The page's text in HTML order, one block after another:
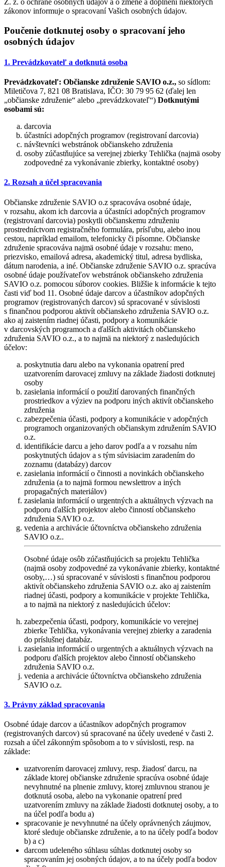
zákonov informuje o spracovaní Vašich osobných údajov.
Poučenie dotknutej osoby o spracovaní jeho
osobných údajov
1. Prevádzkovateľ a dotknutá osoba
Prevádzkovateľ: Občianske združenie SAVIO o.z., so sídlom:
Miletičova 7, 821 08 Bratislava, IČO: 30 79 95 62 (ďalej len
„občianske združenie“ alebo „prevádzkovateľ“) Dotknutými
osobami sú:
darcovia
účastníci adopčných programov (registrovaní darcovia)
návštevníci webstránok občianskeho združenia
osoby zúčastňujúce sa verejnej zbierky Tehlička (najmä osoby
zodpovedné za vykonávanie zbierky, kontaktné osoby)
2. Rozsah a účel spracovania
Občianske združenie SAVIO o.z spracováva osobné údaje,
v rozsahu, akom ich darcovia a účastníci adopčných programov
(registrovaní darcovia) poskytli občianskemu združeniu
prostredníctvom registračného formulára, prísľubu, alebo inou
cestou, napríklad emailom, telefonicky či písomne. Občianske
združenie spracováva najmä osobné údaje v rozsahu: meno,
priezvisko, emailová adresa, akademický titul, adresa bydliska,
dátum narodenia, a iné. Občianske združenie SAVIO o.z. spracúva
osobné údaje používateľov webstránok občianskeho združenia
SAVIO o.z. pomocou súborov cookies. Bližšie k informácie k tejto
časti viď bod 11. Osobné údaje darcov a účastníkov adopčných
programov (registrovaných darcov) sú spracované v súvislosti
s finančnou podporou aktivít občianskeho združenia SAVIO o.z.
ako aj zaistením riadnej účasti, podpory a komunikácie
v darcovských programoch a ďalších aktivitách občianskeho
združenia SAVIO o.z., a to najmä na niektorý z nasledujúcich
účelov:
poskytnutia daru alebo na vykonania opatrení pred
uzatvorením darovacej zmluvy na základe žiadosti dotknutej
osoby
zasielania informácií o použití darovaných finančných
prostriedkov a výziev na podporu iných aktivít občianskeho
združenia
zabezpečenia účasti, podpory a komunikácie v adopčných
programoch organizovaných občianskym združením SAVIO
o.z.
identifikácie darcu a jeho darov podľa a v rozsahu ním
poskytnutých údajov a s tým súvisiacim zaradením do
zoznamu (databázy) darcov
zasielania informácií o činnosti a novinkách občianskeho
združenia (a to najmä formou newslettrov a iných
propagačných materiálov)
zasielania informácií o urgentných a aktuálnych výzvach na
podporu ďalších projektov alebo činností občianskeho
združenia SAVIO o.z.
vedenia a archivácie účtovníctva občianskeho združenia
SAVIO o.z..
Osobné údaje osôb zúčastňujúcich sa projektu Tehlička
(najmä osoby zodpovedné za vykonávanie zbierky, kontaktné
osoby,…) sú spracované v súvislosti s finančnou podporou
aktivít občianskeho združenia SAVIO o.z. ako aj zaistením
riadnej účasti, podpory a komunikácie v projekte Tehlička,
a to najmä na niektorý z nasledujúcich účelov:
zabezpečenia účasti, podpory, komunikácie vo verejnej
zbierke Tehlička, vykonávania verejnej zbierky a zaradenia
do príslušnej databáz.
zasielania informácií o urgentných a aktuálnych výzvach na
podporu ďalších projektov alebo činností občianskeho
združenia SAVIO o.z.
vedenia a archivácie účtovníctva občianskeho združenia
SAVIO o.z.
3. Právny základ spracovania
Osobné údaje darcov a účastníkov adopčných programov
(registrovaných darcov) sú spracované na účely uvedené v časti 2.
rozsah a účel zákonným spôsobom a to v súvislosti, resp. na
základe:
uzatvorením darovacej zmluvy, resp. žiadosť darcu, na
základe ktorej občianske združenie spracúva osobné údaje
nevyhnutné na plnenie zmluvy, ktorej zmluvnou stranou je
dotknutá osoba, alebo na vykonanie opatrení pred
uzatvorením zmluvy na základe žiadosti dotknutej osoby, a to
na účel podľa bodu a)
spracovanie je nevyhnutné na účely oprávnených záujmov,
ktoré sleduje občianske združenie, a to na účely podľa bodov
b) a c)
darcom udeleného súhlasu súhlas dotknutej osoby so
spracovaním jej osobných údajov, a to na účely podľa bodov